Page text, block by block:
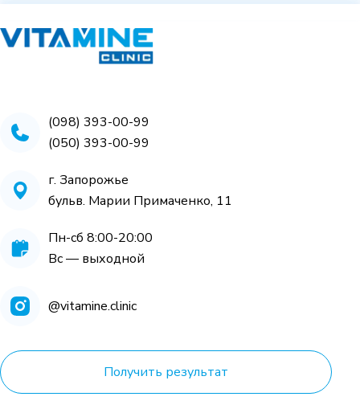
(098) 393-00-99
(050) 393-00-99
г. Запорожье
бульв. Марии Примаченко, 11
Пн-сб 8:00-20:00
Вс — выходной
@vitamine.clinic
Получить результат